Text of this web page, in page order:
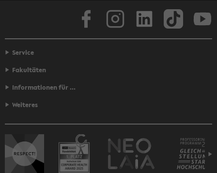
Face­book
Service
Fakultäten
Informationen für ...
Weiteres